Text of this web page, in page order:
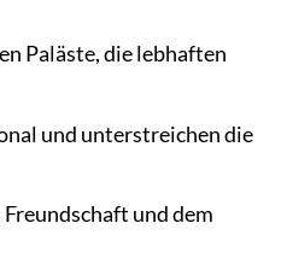
Paläste, die lebhaften
und unterstreichen die
und dem